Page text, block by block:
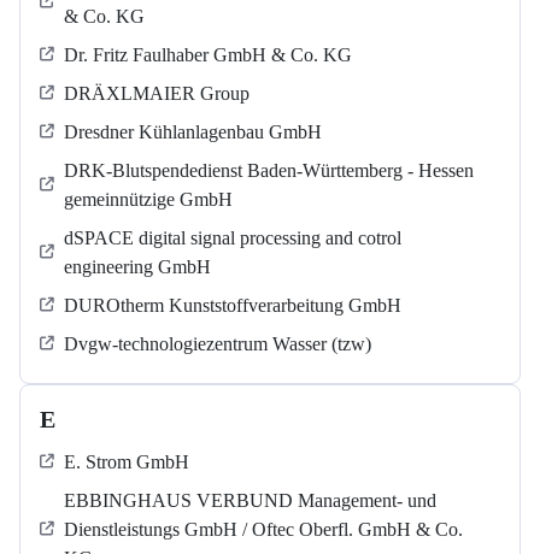
& Co. KG
Dr. Fritz Faulhaber GmbH & Co. KG
DRÄXLMAIER Group
Dresdner Kühlanlagenbau GmbH
DRK-Blutspendedienst Baden-Württemberg - Hessen
gemeinnützige GmbH
dSPACE digital signal processing and cotrol
engineering GmbH
DUROtherm Kunststoffverarbeitung GmbH
Dvgw-technologiezentrum Wasser (tzw)
E
E. Strom GmbH
EBBINGHAUS VERBUND Management- und
Dienstleistungs GmbH / Oftec Oberfl. GmbH & Co.